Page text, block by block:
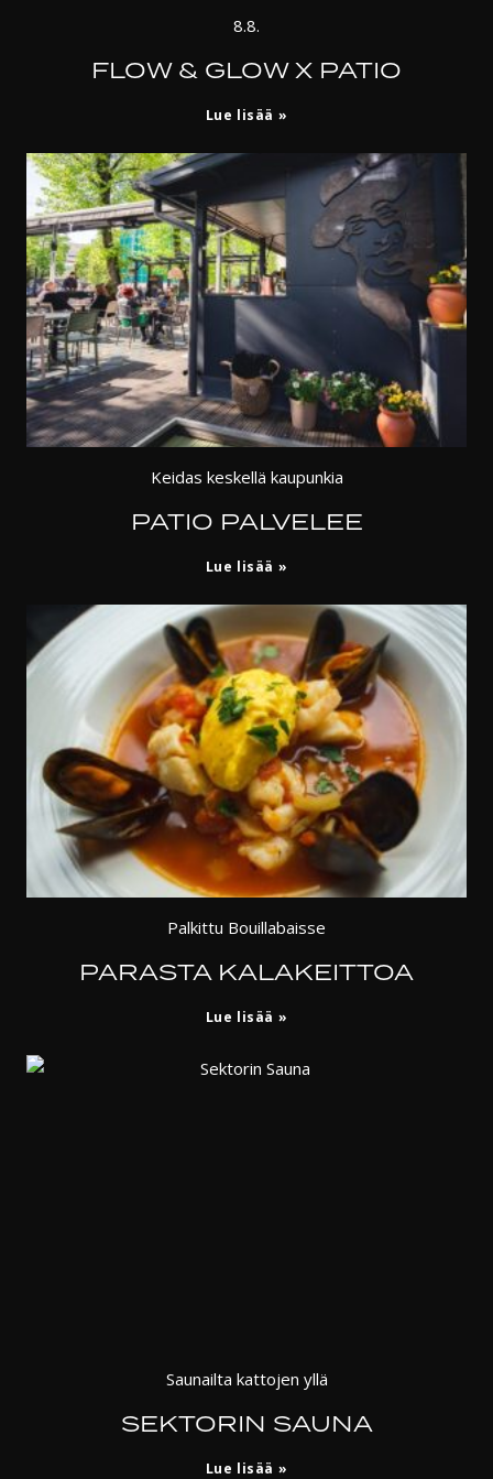
8.8.
FLOW & GLOW X PATIO
Lue lisää
Keidas keskellä kaupunkia
PATIO PALVELEE
Lue lisää
Palkittu Bouillabaisse
PARASTA KALAKEITTOA
Lue lisää
Saunailta kattojen yllä
SEKTORIN SAUNA
Lue lisää